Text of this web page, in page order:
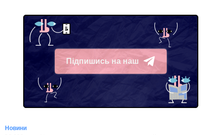
Підпишись на наш
Telegram
Новини